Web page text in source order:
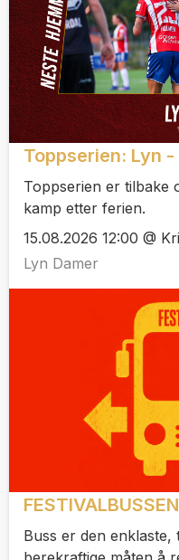
Toppserien: Lyn -
Toppserien er tilbake
kamp etter ferien.
15.08.2026 12:00 @
Lyn Damer
Buss er den enklaste,